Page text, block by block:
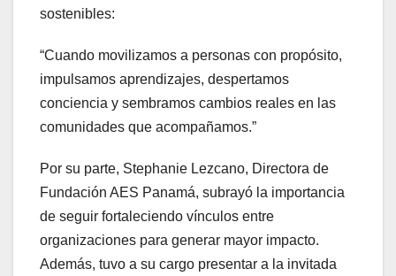
sostenibles:
“Cuando movilizamos a personas con propósito,
impulsamos aprendizajes, despertamos
conciencia y sembramos cambios reales en las
comunidades que acompañamos.”
Por su parte, Stephanie Lezcano, Directora de
Fundación AES Panamá, subrayó la importancia
de seguir fortaleciendo vínculos entre
organizaciones para generar mayor impacto.
Además, tuvo a su cargo presentar a la invitada